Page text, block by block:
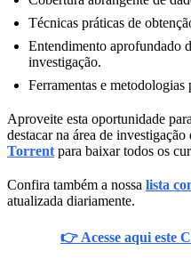
Técnicas práticas de
Entendimento aprofundado
investigação.
Ferramentas e metodologias
Aproveite esta oportunidade
destacar na área de
Torrent para baixar todos os
Confira também a nossa lista
atualizada diariamente.
👉 Acesse aqui este